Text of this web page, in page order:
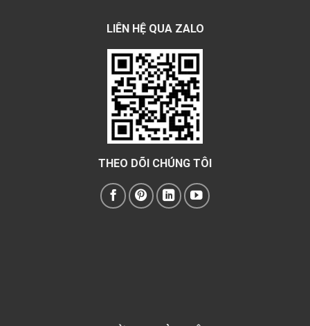
LIÊN HỆ QUA ZALO
THEO DÕI CHÚNG TÔI